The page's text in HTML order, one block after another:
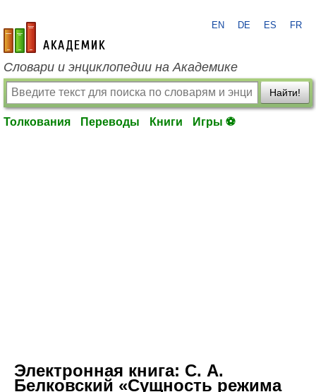
academic.ru
EN DE ES FR
Словари и энциклопедии на Академике
Найти!
Толкования Переводы Книги Игры ⚽
Электронная книга: С. А.
Белковский «Сущность режима